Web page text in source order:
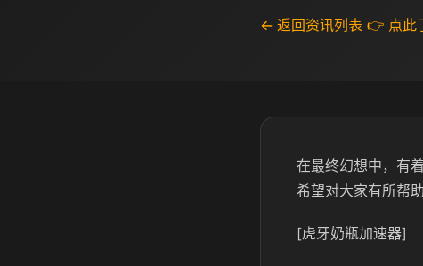
← 返回资讯列表 👉 点此
在最终幻想中，有
希望对大家有所帮助
[虎牙奶瓶加速器]